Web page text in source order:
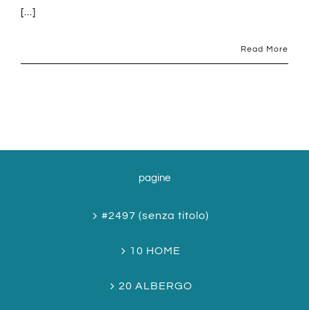
[...]
Read More
pagine
#2497 (senza titolo)
10 HOME
20 ALBERGO